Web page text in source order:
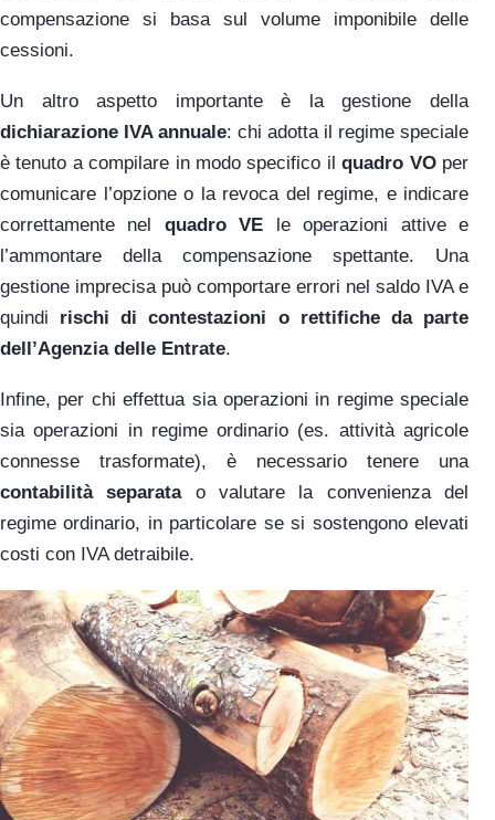
compensazione si basa sul volume imponibile delle
cessioni.
Un altro aspetto importante è la gestione della
dichiarazione IVA annuale: chi adotta il regime speciale
è tenuto a compilare in modo specifico ilquadro VOper
comunicare l’opzione o la revoca del regime, e indicare
correttamente nel quadro VE le operazioni attive e
l’ammontare della compensazione spettante. Una
gestione imprecisa può comportare errori nel saldo IVA e
quindi rischi di contestazioni o rettifiche da parte
dell’Agenzia delle Entrate.
Infine, per chi effettua sia operazioni in regime speciale
sia operazioni in regime ordinario (es. attività agricole
connesse trasformate), è necessario tenere una
contabilità separatao valutare la convenienza del
regime ordinario, in particolare se si sostengono elevati
costi con IVA detraibile.